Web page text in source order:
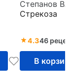
Стрекоза
4.346
В корзину